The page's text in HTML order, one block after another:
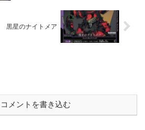
黒星のナイトメア
コメントを書き込む